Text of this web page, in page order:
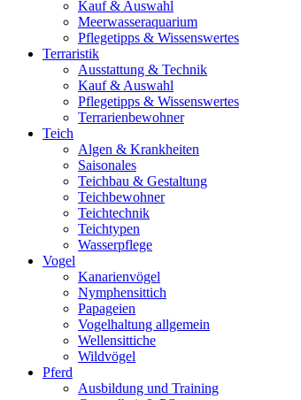
Kauf & Auswahl
Meerwasseraquarium
Pflegetipps & Wissenswertes
Terraristik
Ausstattung & Technik
Kauf & Auswahl
Pflegetipps & Wissenswertes
Terrarienbewohner
Teich
Algen & Krankheiten
Saisonales
Teichbau & Gestaltung
Teichbewohner
Teichtechnik
Teichtypen
Wasserpflege
Vogel
Kanarienvögel
Nymphensittich
Papageien
Vogelhaltung allgemein
Wellensittiche
Wildvögel
Pferd
Ausbildung und Training